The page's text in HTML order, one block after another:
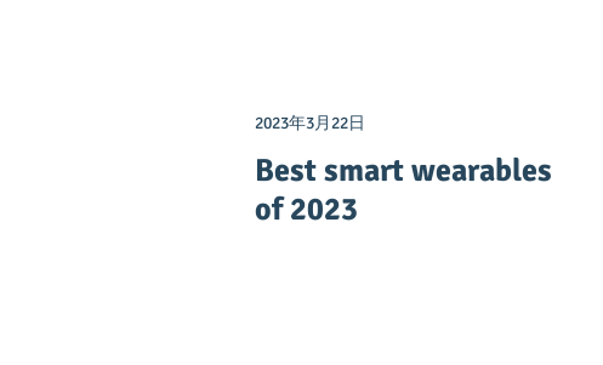
2023年3月22日
Best smart wearables
of 2023